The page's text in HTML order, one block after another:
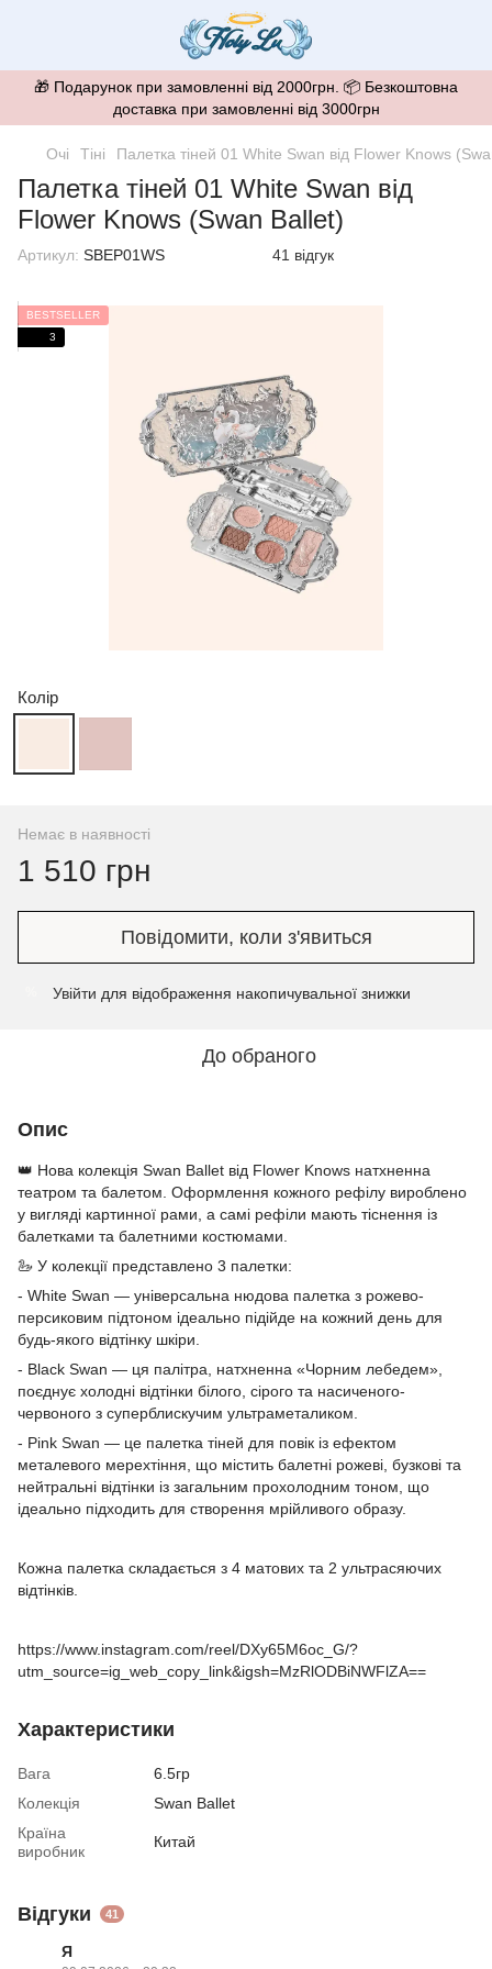
🎁 Подарунок при замовленні від 2000грн. 📦 Безкоштовна
доставка при замовленні від 3000грн
Очі Тіні Палетка тіней 01 White Swan від Flower Knows
Палетка тіней 01 White Swan від
Flower Knows (Swan Ballet)
Артикул: SBEP01WS 41 відгук
BESTSELLER
3
Колір
Немає в наявності
1 510 грн
Повідомити, коли з'явиться
Увійти для відображення накопичувальної знижки
До обраного
Опис
👑 Нова колекція Swan Ballet від Flower Knows натхненна
театром та балетом. Оформлення кожного рефілу вироблено
у вигляді картинної рами, а самі рефіли мають тіснення із
балетками та балетними костюмами.
🦢 У колекції представлено 3 палетки:
- White Swan — універсальна нюдова палетка з рожево-
персиковим підтоном ідеально підійде на кожний день для
будь-якого відтінку шкіри.
- Black Swan — ця палітра, натхненна «Чорним лебедем»,
поєднує холодні відтінки білого, сірого та насиченого-
червоного з суперблискучим ультраметаликом.
- Pink Swan — це палетка тіней для повік із ефектом
металевого мерехтіння, що містить балетні рожеві, бузкові та
нейтральні відтінки із загальним прохолодним тоном, що
ідеально підходить для створення мрійливого образу.
Кожна палетка складається з 4 матових та 2 ультрасяючих
відтінків.
https://www.instagram.com/reel/DXy65M6oc_G/?
utm_source=ig_web_copy_link&igsh=MzRlODBiNWFlZA==
Характеристики
Вага
6.5гр
Колекція
Swan Ballet
Країна
виробник
Китай
Відгуки 41
Я